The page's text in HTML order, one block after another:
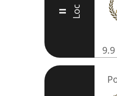
II Loc
9.9